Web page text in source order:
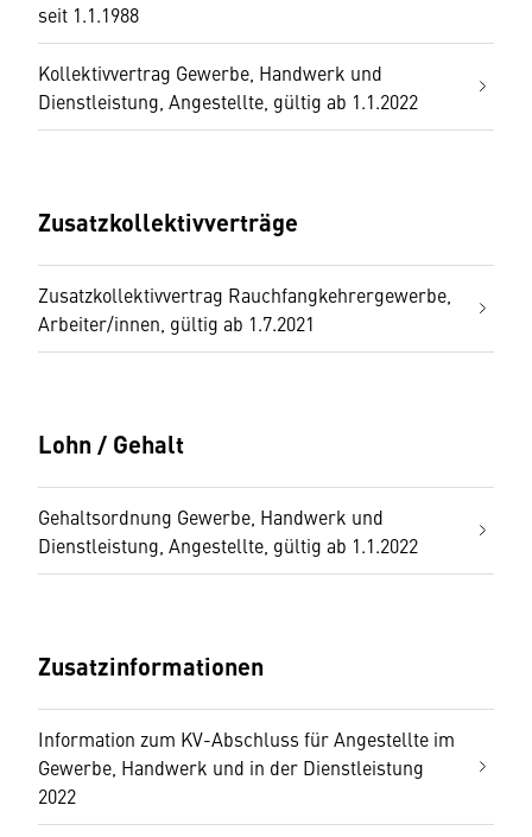
seit 1.1.1988
Kollektivvertrag Gewerbe, Handwerk und
Dienstleistung, Angestellte, gültig ab 1.1.2022
Zusatzkollektivverträge
Zusatzkollektivvertrag Rauchfangkehrergewerbe,
Arbeiter/innen, gültig ab 1.7.2021
Lohn / Gehalt
Gehaltsordnung Gewerbe, Handwerk und
Dienstleistung, Angestellte, gültig ab 1.1.2022
Zusatzinformationen
Information zum KV-Abschluss für Angestellte im
Gewerbe, Handwerk und in der Dienstleistung
2022